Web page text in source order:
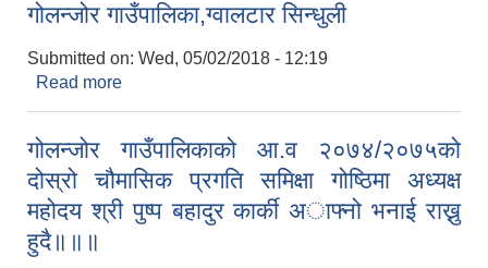
गोलन्जोर गाउँपालिका,ग्वालटार सिन्धुली
Submitted on: Wed, 05/02/2018 - 12:19
Read more
गोलन्जोर गाउँपालिकाको आ.व २०७४/२०७५को
दोस्रो चौमासिक प्रगति समिक्षा गोष्ठिमा अध्यक्ष
महोदय श्री पुष्प बहादुर कार्की अाफ्नो भनाई राख्नु
हुदै॥॥॥